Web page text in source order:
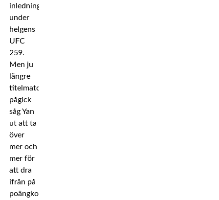
inledningsvis
under
helgens
UFC
259.
Men ju
längre
titelmatchen
pågick
såg Yan
ut att ta
över
mer och
mer för
att dra
ifrån på
poängkorten.